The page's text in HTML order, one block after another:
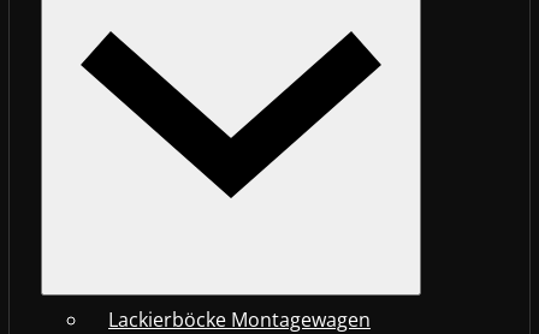
Lackierböcke Montagewagen